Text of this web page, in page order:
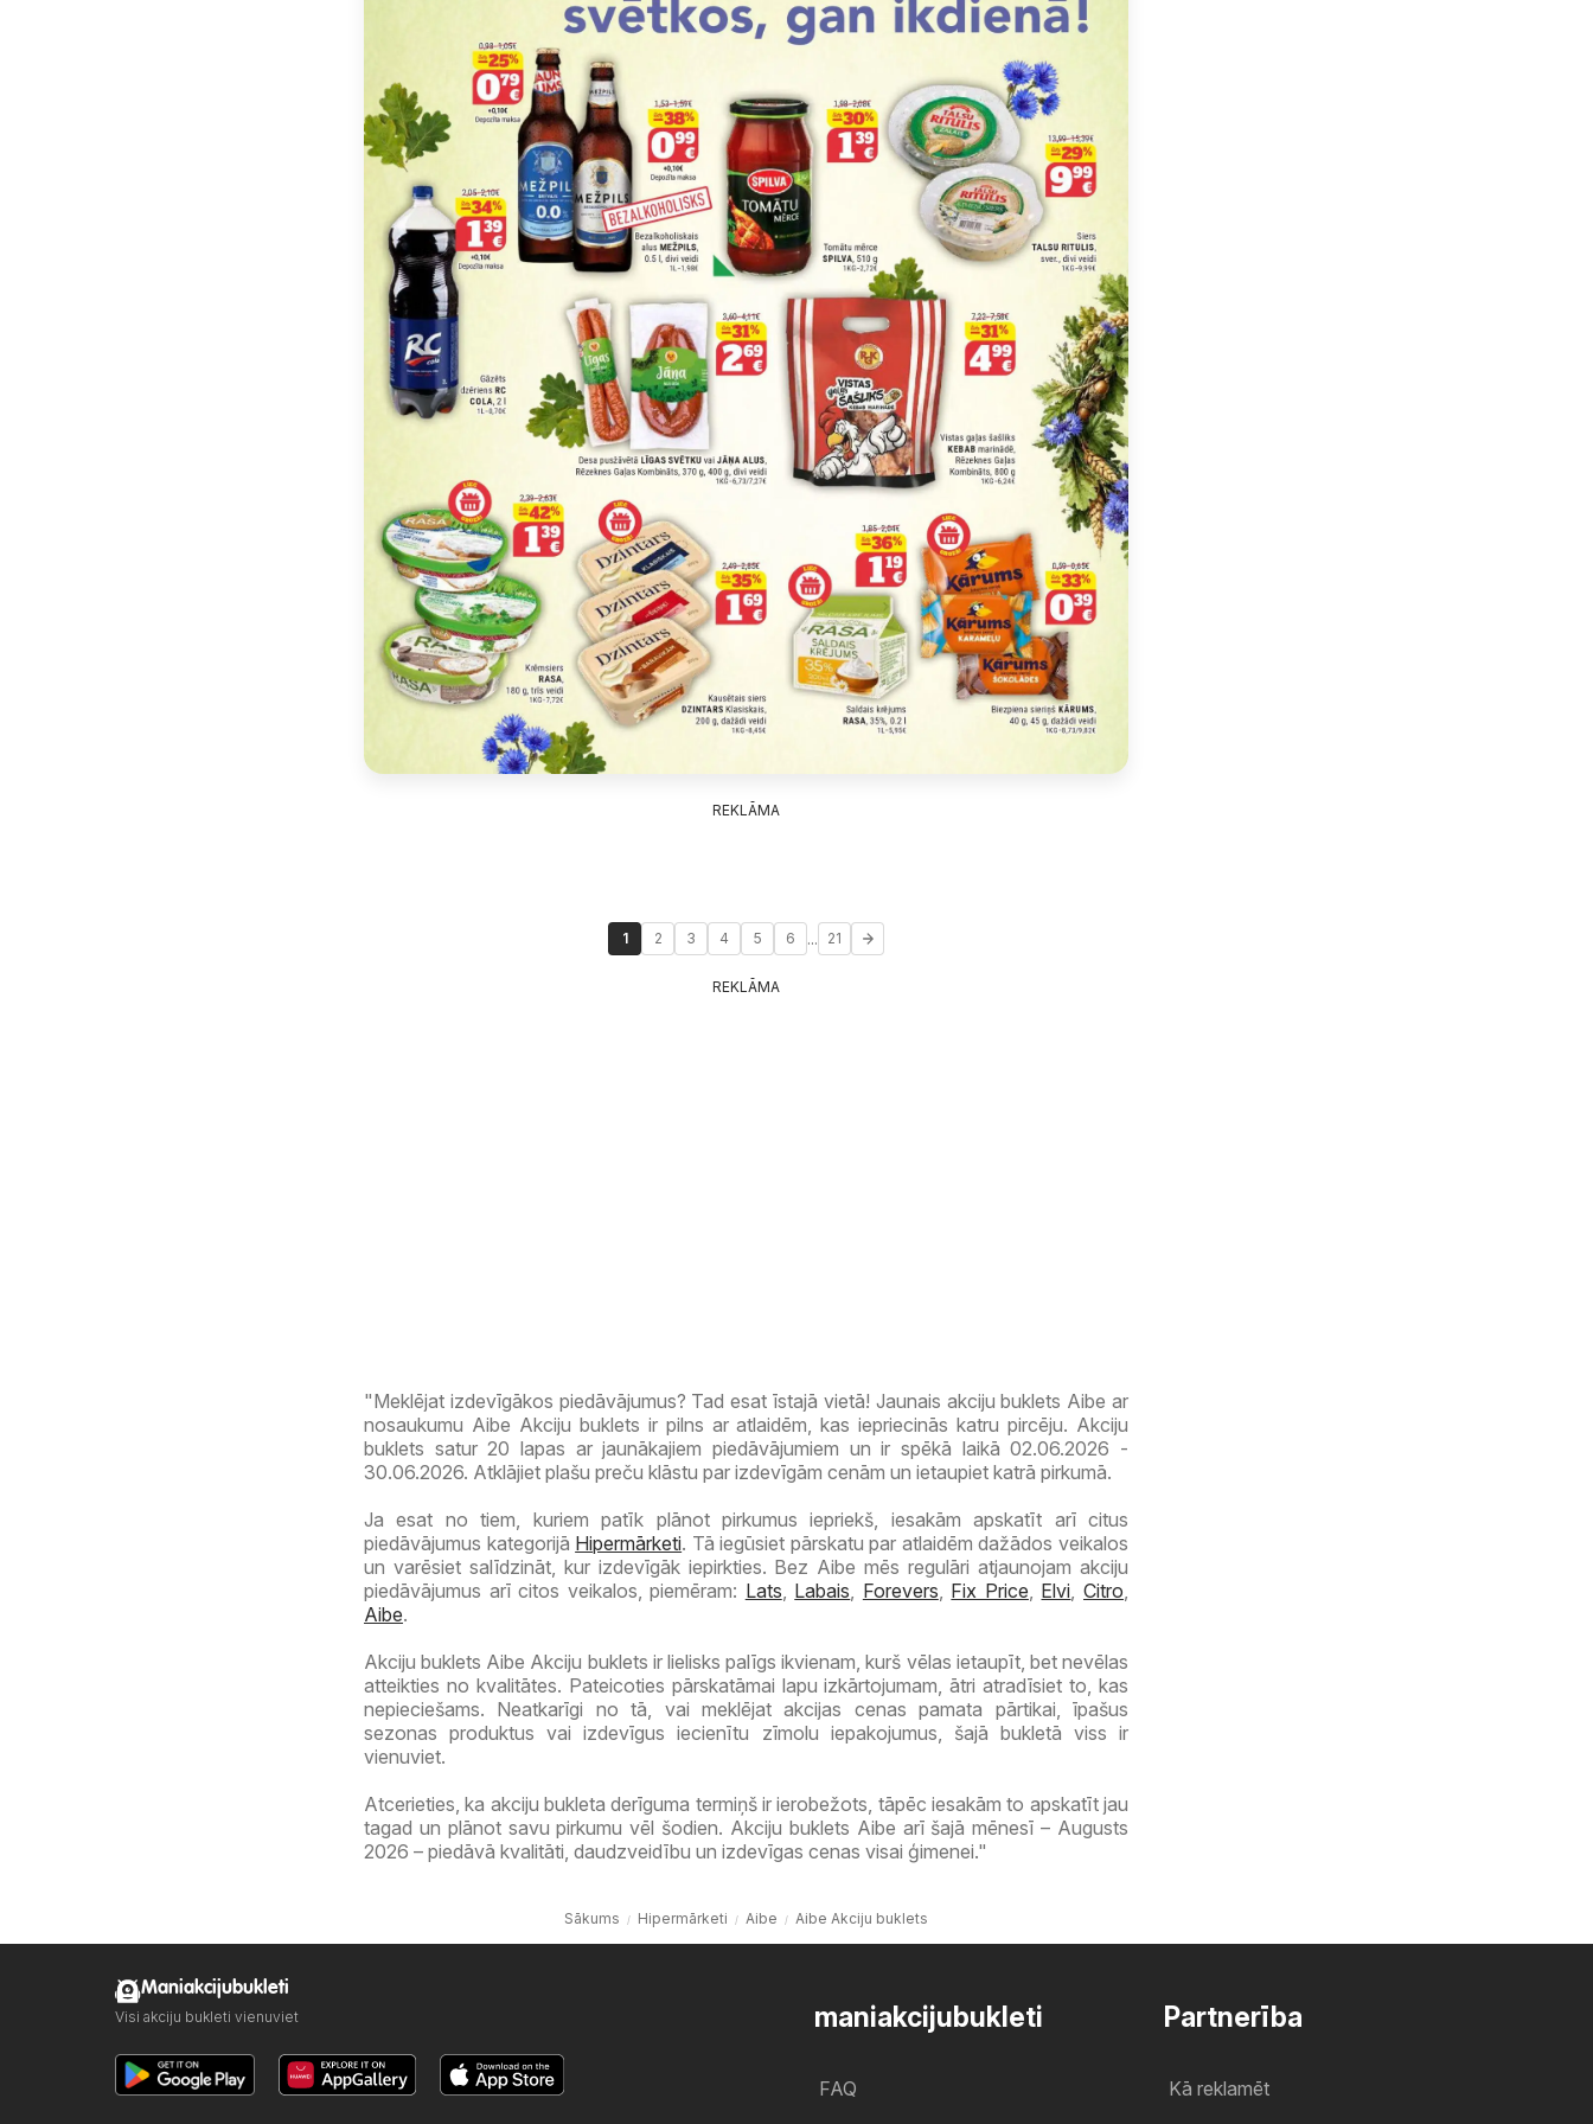
REKLĀMA
1 2 3 4 5 6 ... 21
REKLĀMA
"Meklējat izdevīgākos piedāvājumus? Tad esat īstajā vietā! Jaunais akciju buklets Aibe ar
nosaukumu Aibe Akciju buklets ir pilns ar atlaidēm, kas iepriecinās katru pircēju. Akciju
buklets satur 20 lapas ar jaunākajiem piedāvājumiem un ir spēkā laikā 02.06.2026 -
30.06.2026. Atklājiet plašu preču klāstu par izdevīgām cenām un ietaupiet katrā pirkumā.
Ja esat no tiem, kuriem patīk plānot pirkumus iepriekš, iesakām apskatīt arī citus
piedāvājumus kategorijā Hipermārketi. Tā iegūsiet pārskatu par atlaidēm dažādos veikalos
un varēsiet salīdzināt, kur izdevīgāk iepirkties. Bez Aibe mēs regulāri atjaunojam akciju
piedāvājumus arī citos veikalos, piemēram: Lats Labais Forevers Fix Price Elvi ,Citro
Aibe.
Akciju buklets Aibe Akciju buklets ir lielisks palīgs ikvienam, kurš vēlas ietaupīt, bet nevēlas
atteikties no kvalitātes. Pateicoties pārskatāmai lapu izkārtojumam, ātri atradīsiet to, kas
nepieciešams. Neatkarīgi no tā, vai meklējat akcijas cenas pamata pārtikai, īpašus
sezonas produktus vai izdevīgus iecienītu zīmolu iepakojumus, šajā bukletā viss ir
vienuviet.
Atcerieties, ka akciju bukleta derīguma termiņš ir ierobežots, tāpēc iesakām to apskatīt jau
tagad un plānot savu pirkumu vēl šodien. Akciju buklets Aibe arī šajā mēnesī – Augusts
2026 – piedāvā kvalitāti, daudzveidību un izdevīgas cenas visai ģimenei."
Sākums Hipermārketi Aibe Aibe Akciju buklets
maniakcijubukleti
FAQ
Partnerība
Kā reklamēt
Maniakcijubukleti
Visi akciju bukleti vienuviet